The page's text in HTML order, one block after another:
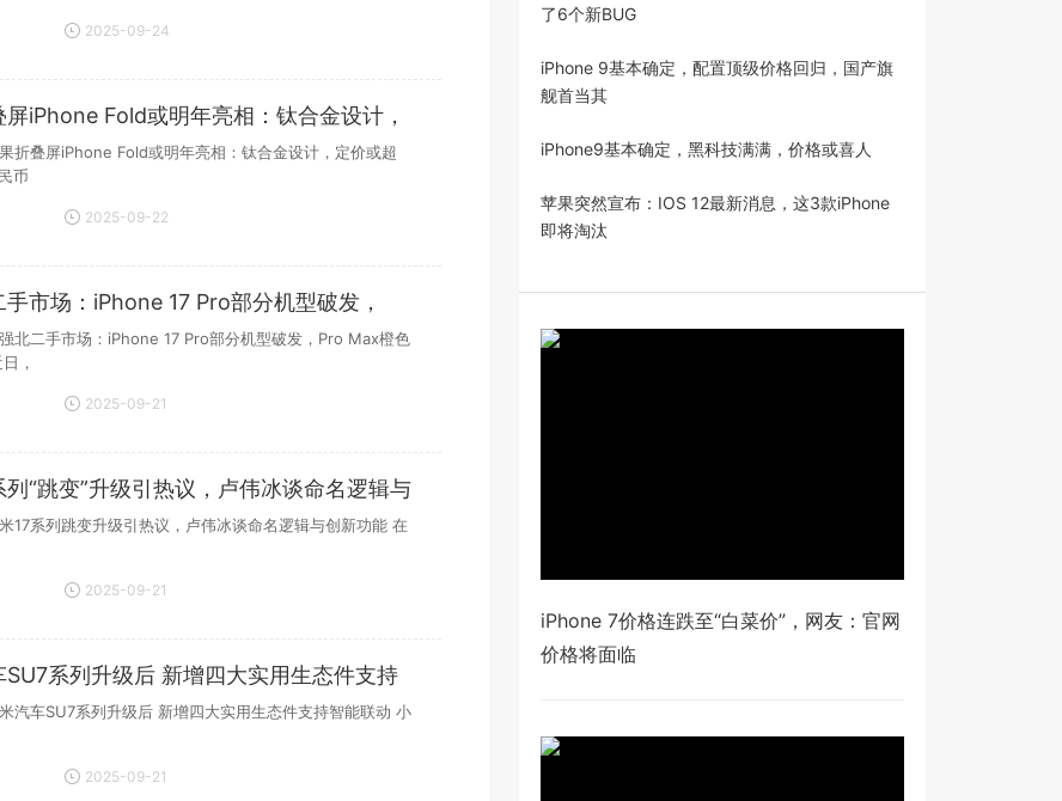
2025-09-24
屏iPhone Fold或明年亮相：钛合金设计，
折叠屏iPhone Fold或明年亮相：钛合金设计，定价或超
币
2025-09-22
市场：iPhone 17 Pro部分机型破发，
色
北二手市场：iPhone 17 Pro部分机型破发，Pro Max橙色
，
2025-09-21
列“跳变”升级引热议，卢伟冰谈命名逻辑与
17系列跳变升级引热议，卢伟冰谈命名逻辑与创新功能 在
2025-09-21
SU7系列升级后 新增四大实用生态件支持
汽车SU7系列升级后 新增四大实用生态件支持智能联动 小
2025-09-21
了6个新BUG
iPhone 9基本确定，配置顶级价格回归，国产旗
舰首当其
iPhone9基本确定，黑科技满满，价格或喜人
苹果突然宣布：IOS 12最新消息，这3款iPhone
即将淘汰
iPhone 7价格连跌至“白菜价”，网友：官网
价格将面临